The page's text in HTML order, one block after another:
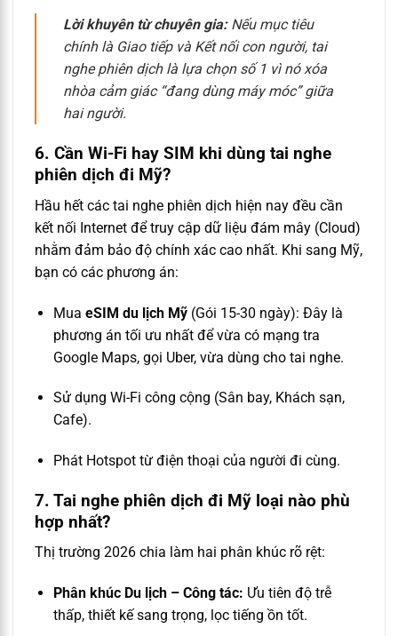
Lời khuyên từ chuyên gia:Nếu mục tiêu
chính là Giao tiếp và Kết nối con người, tai
nghe phiên dịch là lựa chọn số 1 vì nó xóa
nhòa cảm giác “đang dùng máy móc” giữa
hai người.
6. Cần Wi-Fi hay SIM khi dùng tai nghe
phiên dịch đi Mỹ?
Hầu hết các tai nghe phiên dịch hiện nay đều cần
kết nối Internet để truy cập dữ liệu đám mây (Cloud)
nhằm đảm bảo độ chính xác cao nhất. Khi sang Mỹ,
bạn có các phương án:
Mua eSIM du lịch Mỹ(Gói 15-30 ngày): Đây là
phương án tối ưu nhất để vừa có mạng tra
Google Maps, gọi Uber, vừa dùng cho tai nghe.
Sử dụng Wi-Fi công cộng (Sân bay, Khách sạn,
Cafe).
Phát Hotspot từ điện thoại của người đi cùng.
7. Tai nghe phiên dịch đi Mỹ loại nào phù
hợp nhất?
Thị trường 2026 chia làm hai phân khúc rõ rệt:
Phân khúc Du lịch – Công tác: Ưu tiên độ trễ
thấp, thiết kế sang trọng, lọc tiếng ồn tốt.